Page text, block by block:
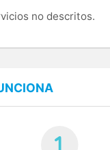
no descritos.